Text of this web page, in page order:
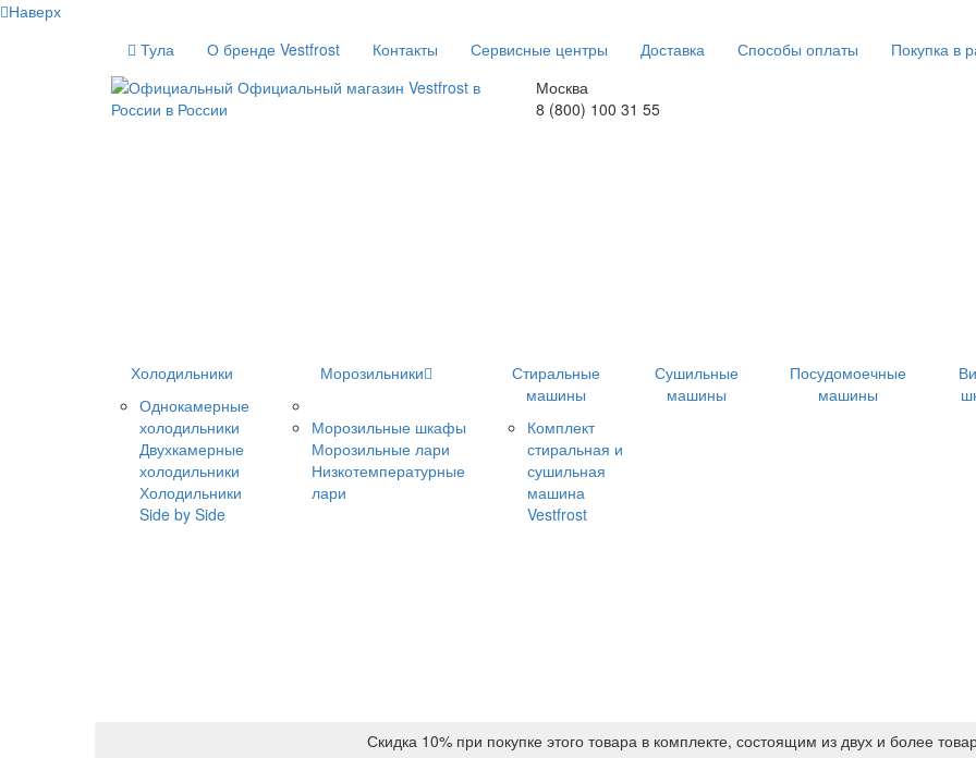
Наверх
Тула
О бренде Vestfrost Контакты Сервисные центры Доставка Способы оплаты Покупка в
Москва
8 (800) 100 31 55
Холодильники
Однокамерные
холодильники
Двухкамерные
холодильники
Холодильники
Side by Side
Морозильники
Морозильные шкафы
Морозильные лари
Низкотемпературные
лари
Стиральные
машины
Комплект
стиральная и
сушильная
машина
Vestfrost
Сушильные
машины
Посудомоечные
машины
Скидка 10% при покупке этого товара в комплекте, состоящим из двух и более